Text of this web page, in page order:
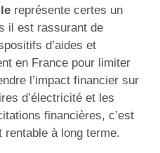
représente certes un
il est rassurant de
d’aides et
en France pour limiter
l’impact financier sur
d’électricité et les
financières, c’est
à long terme.